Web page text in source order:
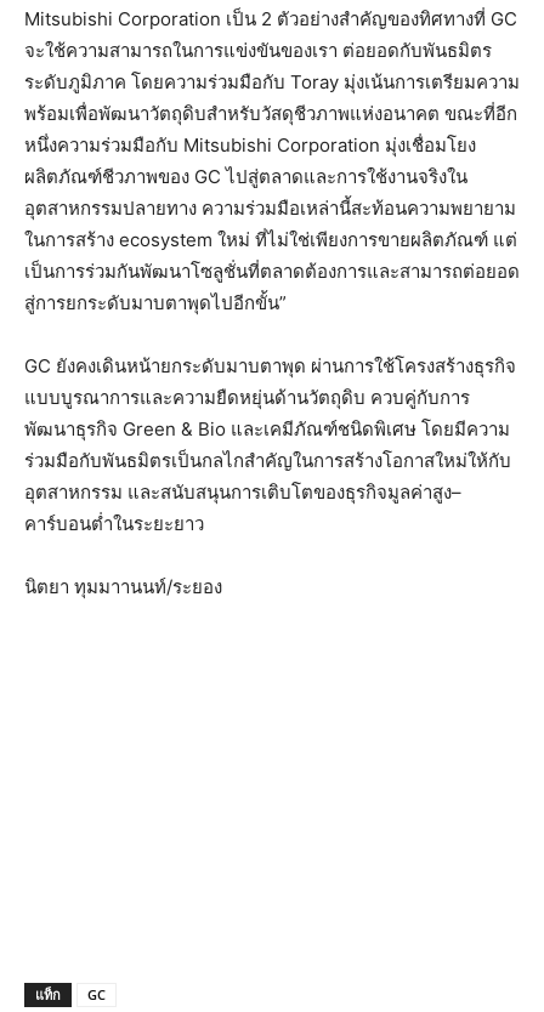
Mitsubishi Corporation เป็น 2 ตัวอย่างสำคัญของทิศทางที่ GC
จะใช้ความสามารถในการแข่งขันของเรา ต่อยอดกับพันธมิตร
ระดับภูมิภาค โดยความร่วมมือกับ Toray มุ่งเน้นการเตรียมความ
พร้อมเพื่อพัฒนาวัตถุดิบสำหรับวัสดุชีวภาพแห่งอนาคต ขณะที่อีก
หนึ่งความร่วมมือกับ Mitsubishi Corporation มุ่งเชื่อมโยง
ผลิตภัณฑ์ชีวภาพของ GC ไปสู่ตลาดและการใช้งานจริงใน
อุตสาหกรรมปลายทาง ความร่วมมือเหล่านี้สะท้อนความพยายาม
ในการสร้าง ecosystem ใหม่ ที่ไม่ใช่เพียงการขายผลิตภัณฑ์ แต่
เป็นการร่วมกันพัฒนาโซลูชั่นที่ตลาดต้องการและสามารถต่อยอด
สู่การยกระดับมาบตาพุดไปอีกขั้น”
GC ยังคงเดินหน้ายกระดับมาบตาพุด ผ่านการใช้โครงสร้างธุรกิจ
แบบบูรณาการและความยืดหยุ่นด้านวัตถุดิบ ควบคู่กับการ
พัฒนาธุรกิจ Green & Bio และเคมีภัณฑ์ชนิดพิเศษ โดยมีความ
ร่วมมือกับพันธมิตรเป็นกลไกสำคัญในการสร้างโอกาสใหม่ให้กับ
อุตสาหกรรม และสนับสนุนการเติบโตของธุรกิจมูลค่าสูง–
คาร์บอนต่ำในระยะยาว
นิตยา ทุมมาานนท์/ระยอง
แท็ก GC